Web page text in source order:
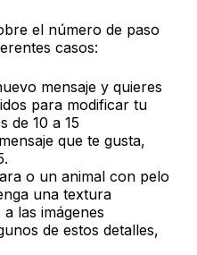
el número de paso
casos:
mensaje y quieres
para modificar tu
de 10 a 15
que te gusta,
o un animal con pelo
una textura
las imágenes
de estos detalles,